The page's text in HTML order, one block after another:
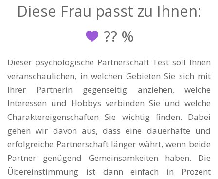
Diese Frau passt zu Ihnen:
?? %
Dieser psychologische Partnerschaft Test soll Ihnen
veranschaulichen, in welchen Gebieten Sie sich mit
Ihrer Partnerin gegenseitig anziehen, welche
Interessen und Hobbys verbinden Sie und welche
Charaktereigenschaften Sie wichtig finden. Dabei
gehen wir davon aus, dass eine dauerhafte und
erfolgreiche Partnerschaft länger währt, wenn beide
Partner genügend Gemeinsamkeiten haben. Die
Übereinstimmung ist dann einfach in Prozent